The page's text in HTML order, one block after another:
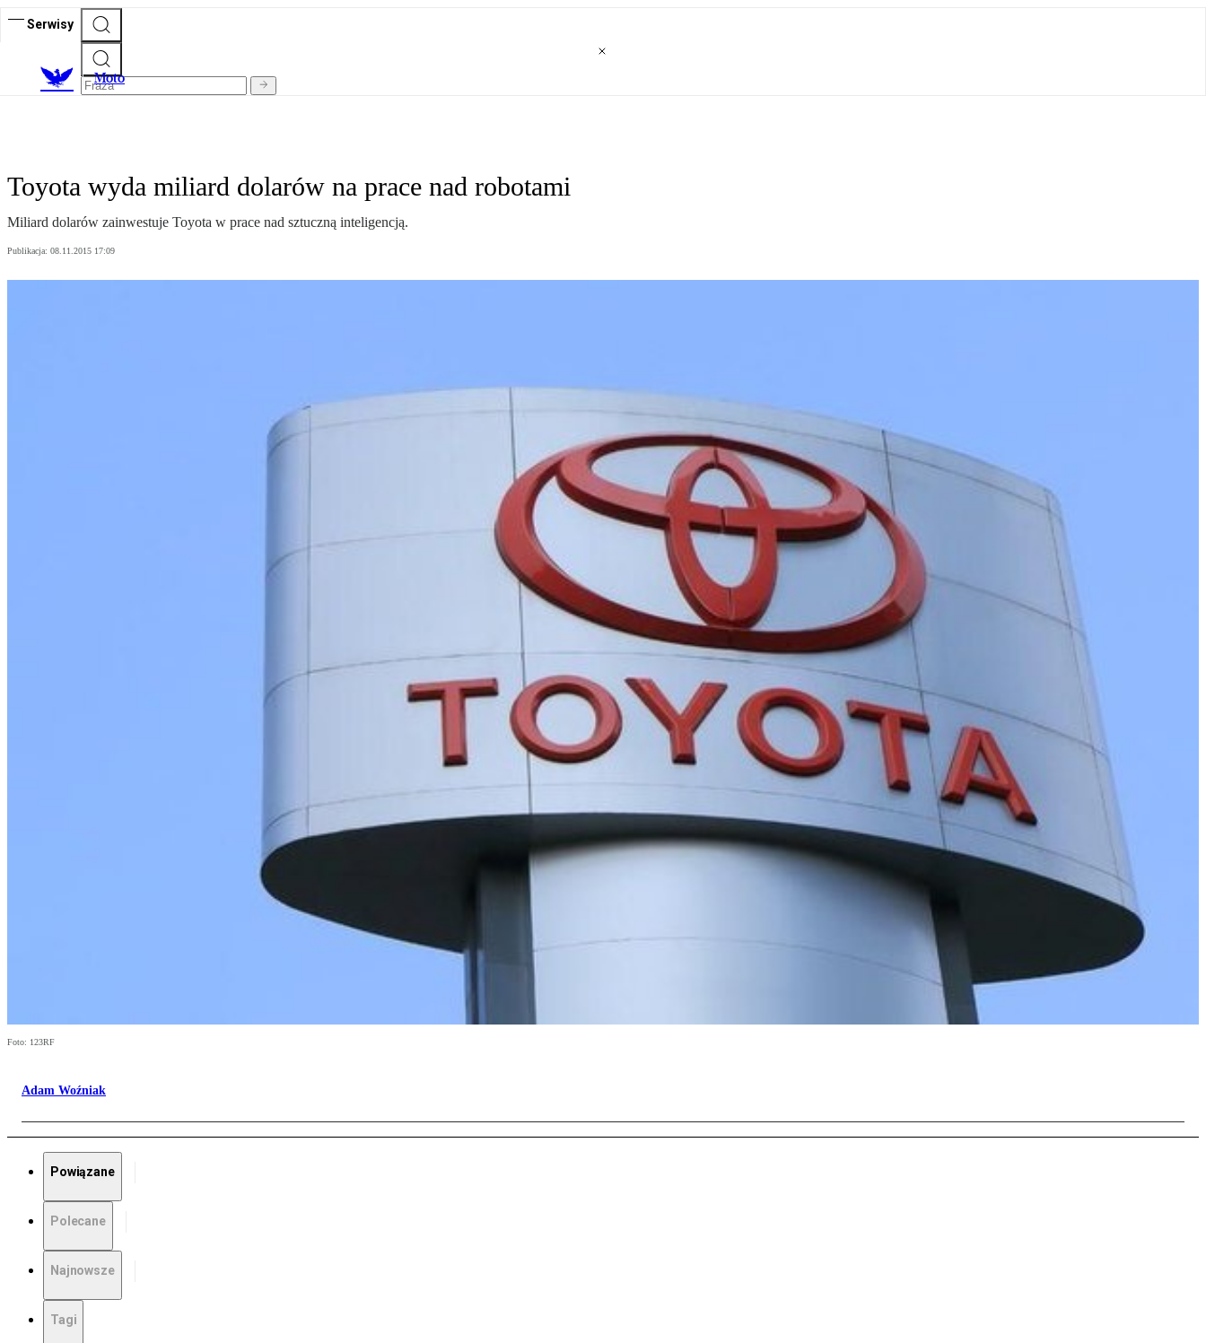
Serwisy
Moto
Toyota wyda miliard dolarów na prace nad robotami
Miliard dolarów zainwestuje Toyota w prace nad sztuczną inteligencją.
Publikacja: 08.11.2015 17:09
Foto: 123RF
Adam Woźniak
Powiązane
Polecane
Najnowsze
Tagi